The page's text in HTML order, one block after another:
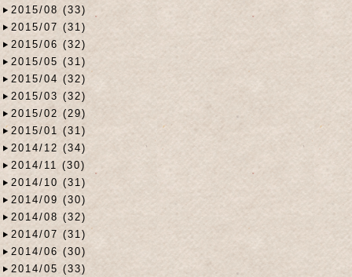
2015/08 (33)
2015/07 (31)
2015/06 (32)
2015/05 (31)
2015/04 (32)
2015/03 (32)
2015/02 (29)
2015/01 (31)
2014/12 (34)
2014/11 (30)
2014/10 (31)
2014/09 (30)
2014/08 (32)
2014/07 (31)
2014/06 (30)
2014/05 (33)